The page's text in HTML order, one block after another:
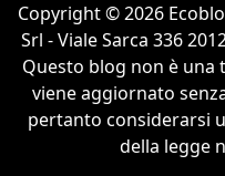
Copyright © 2026
Srl - Viale Sarca 336
Questo blog non è
viene aggiornato
pertanto considerarsi
della legge